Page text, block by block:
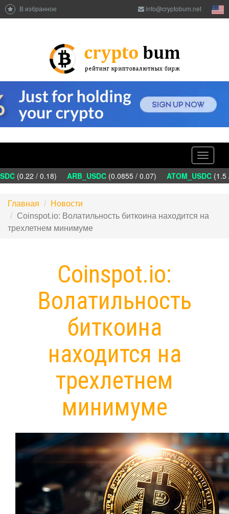
В избранное info@cryptobum.net
Toggle
(0.22 / 0.18) ARB_USDC(0.0855 / 0.07) ATOM_USDC(1.5
Главная
Новости
Coinspot.io: Волатильность биткоина находится на
трехлетнем минимуме
Coinspot.io:
Волатильность
биткоина
находится на
трехлетнем
минимуме